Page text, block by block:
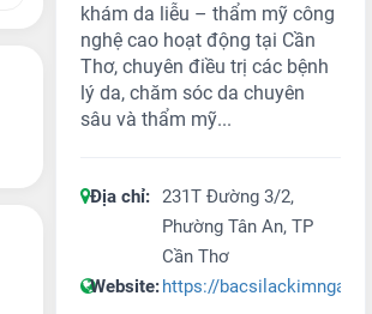
khám da liễu – thẩm mỹ công
nghệ cao hoạt động tại Cần
Thơ, chuyên điều trị các bệnh
lý da, chăm sóc da chuyên
sâu và thẩm mỹ...
Địa chỉ: 231T Đường 3/2,
Phường Tân An, TP
Cần Thơ
Website:https://